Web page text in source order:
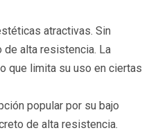
atractivas. Sin
de alta resistencia. La
que limita su uso en ciertas
popular por su bajo
de alta resistencia.